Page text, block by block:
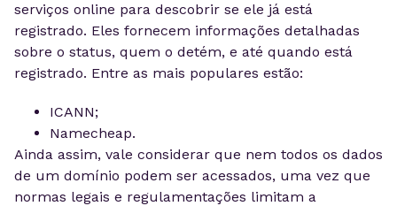
serviços online para descobrir se ele já está
registrado. Eles fornecem informações detalhadas
sobre o status, quem o detém, e até quando está
registrado. Entre as mais populares estão:
ICANN;
Namecheap.
Ainda assim, vale considerar que nem todos os dados
de um domínio podem ser acessados, uma vez que
normas legais e regulamentações limitam a